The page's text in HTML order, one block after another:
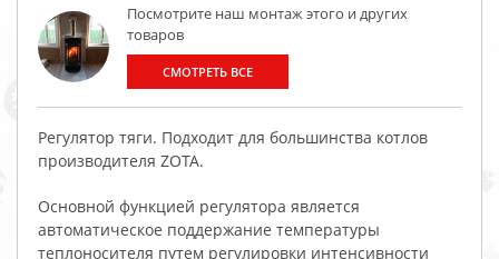
Посмотрите наш монтаж этого и других
товаров
СМОТРЕТЬ ВСЕ
Регулятор тяги. Подходит для большинства котлов
производителя ZOTA.
Основной функцией регулятора является
автоматическое поддержание температуры
теплоносителя путем регулировки интенсивности